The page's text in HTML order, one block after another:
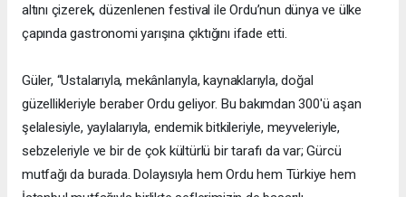
altını çizerek, düzenlenen festival ile Ordu’nun dünya ve ülke
çapında gastronomi yarışına çıktığını ifade etti.
Güler, “Ustalarıyla, mekânlarıyla, kaynaklarıyla, doğal
güzellikleriyle beraber Ordu geliyor. Bu bakımdan 300'ü aşan
şelalesiyle, yaylalarıyla, endemik bitkileriyle, meyveleriyle,
sebzeleriyle ve bir de çok kültürlü bir tarafı da var; Gürcü
mutfağı da burada. Dolayısıyla hem Ordu hem Türkiye hem